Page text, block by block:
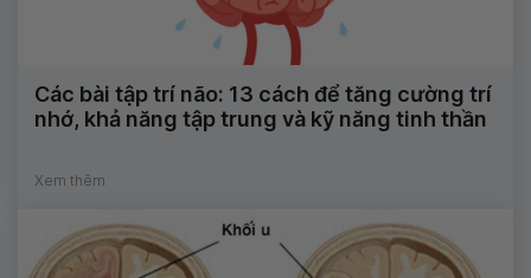
Các bài tập trí não: 13 cách để tăng cường trí
nhớ, khả năng tập trung và kỹ năng tinh thần
Xem thêm